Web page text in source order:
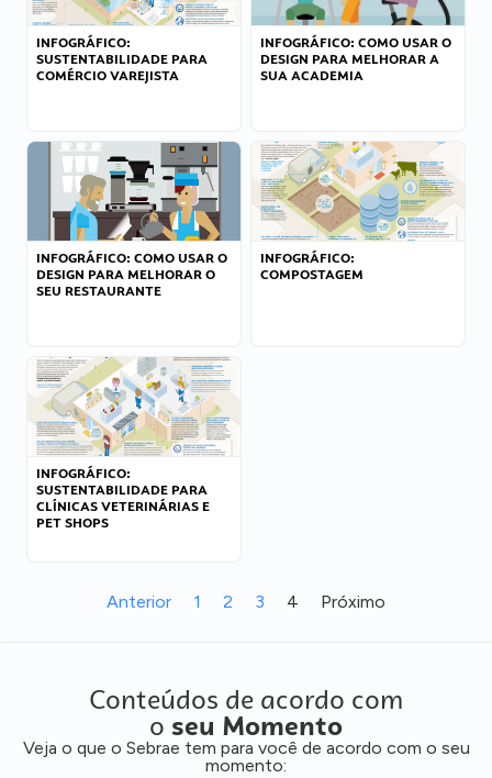
INFOGRÁFICO:
SUSTENTABILIDADE PARA
COMÉRCIO VAREJISTA
INFOGRÁFICO: COMO USAR O
DESIGN PARA MELHORAR A
SUA ACADEMIA
INFOGRÁFICO: COMO USAR O
DESIGN PARA MELHORAR O
SEU RESTAURANTE
INFOGRÁFICO:
COMPOSTAGEM
INFOGRÁFICO:
SUSTENTABILIDADE PARA
CLÍNICAS VETERINÁRIAS E
PET SHOPS
Anterior 1 2 3 4 Próximo
Conteúdos de acordo com
o seu Momento
Veja o que o Sebrae tem para você de acordo com o seu
momento: